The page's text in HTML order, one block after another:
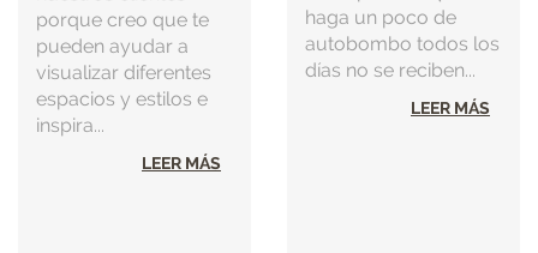
porque creo que te
pueden ayudar a
visualizar diferentes
espacios y estilos e
inspira...
LEER MÁS
haga un poco de
autobombo todos los
días no se reciben...
LEER MÁS